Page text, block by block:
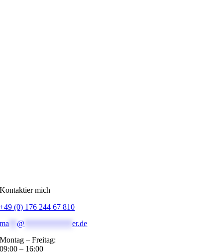
Kontaktier mich
+49 (0) 176 244 67 810
ma **@ ************er.de
Montag – Freitag:
09:00 – 16:00